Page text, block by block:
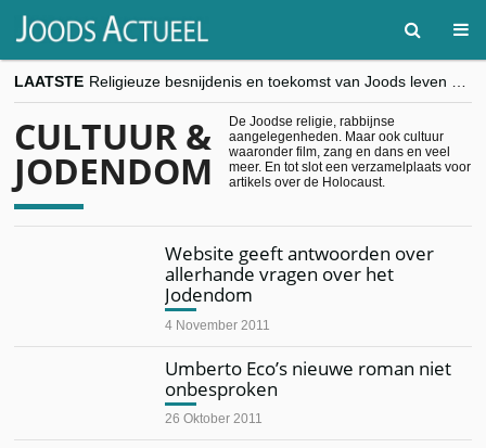
LAATSTE
“Besnijdenisdebat toont hoe moeilijk seculiere Westen minderheden begrijpt”, Jinnih Beels (Vooruit)
CULTUUR &
JODENDOM
De Joodse religie, rabbijnse
aangelegenheden. Maar ook cultuur
waaronder film, zang en dans en veel
meer. En tot slot een verzamelplaats voor
artikels over de Holocaust.
Website geeft antwoorden over
allerhande vragen over het
Jodendom
4 November 2011
Umberto Eco’s nieuwe roman niet
onbesproken
26 Oktober 2011